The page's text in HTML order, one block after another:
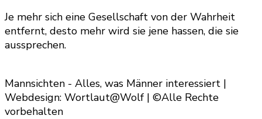
Je mehr sich eine Gesellschaft von der Wahrheit
entfernt, desto mehr wird sie jene hassen, die sie
aussprechen.
Mannsichten - Alles, was Männer interessiert |
Webdesign: Wortlaut@Wolf | ©Alle Rechte
vorbehalten